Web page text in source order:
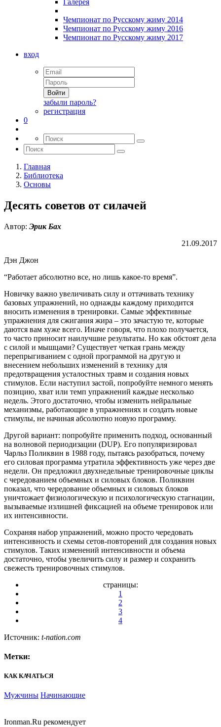
Галерея
Чемпионат по Русскому жиму 2014
Чемпионат по Русскому жиму 2016
Чемпионат по Русскому жиму 2017
вход
Войти
забыли пароль?
регистрация
0
Главная
Библиотека
Основы
Десять советов от силачей
Автор: Эрик Бах
21.09.2017
Дэн Джон
“Работает абсолютно все, но лишь какое-то время”.
Новичку важно увеличивать силу и оттачивать технику
базовых упражнений, но однажды каждому приходится
вносить изменения в тренировки. Самые эффективные
упражнения для сжигания жира – это зачастую те, которые
даются вам хуже всего. Иначе говоря, что плохо получается,
то часто приносит наилучшие результаты. Но как обстоят дела
с силой и мышцами? Существует четкая грань между
перепрыгиванием с одной программой на другую и
внесением небольших изменений в технику для
предотвращения усталостных травм и создания новых
стимулов. Если наступил застой, попробуйте немного менять
позицию, хват или темп упражнений каждые несколько
недель. Этого достаточно, чтобы изменить нейральные
механизмы, работающие в упражнениях и создать новые
стимулы, не начиная абсолютно новую программу.
Другой вариант: попробуйте применить подход, основанный
на волновой периодизации (DUP). Его популяризировал
Чарльз Поликвин в 1988 году, пытаясь разобраться, почему
его силовая программа утратила эффективность уже через две
недели. Он предложил двухнедельные тренировочные циклы
с чередованием объемных и силовых блоков. Поликвин
показал, что чередование объемных и силовых блоков
уничтожает физиологическую и психологическую стагнации,
вызываемые излишней фиксацией на объеме тренировок или
их интенсивности.
Сохраняя набор упражнений, можно просто чередовать
интенсивность и схемы сетов-повторений для создания новых
стимулов. Таких изменений интенсивности и объема
достаточно, чтобы увеличить силу и размер и сохранить
свежесть тренировочных стимулов.
страницы:
1
2
3
4
Источник: t-nation.com
Метки:
КАК КАЧАТЬСЯ
Мужчины Начинающие
Ironman.Ru рекомендует